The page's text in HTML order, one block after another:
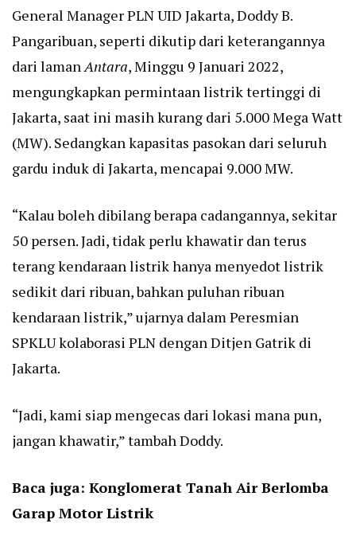
General Manager PLN UID Jakarta, Doddy B.
Pangaribuan, seperti dikutip dari keterangannya
dari lamanAntara, Minggu 9 Januari 2022,
mengungkapkan permintaan listrik tertinggi di
Jakarta, saat ini masih kurang dari 5.000 Mega Watt
(MW). Sedangkan kapasitas pasokan dari seluruh
gardu induk di Jakarta, mencapai 9.000 MW.
“Kalau boleh dibilang berapa cadangannya, sekitar
50 persen. Jadi, tidak perlu khawatir dan terus
terang kendaraan listrik hanya menyedot listrik
sedikit dari ribuan, bahkan puluhan ribuan
kendaraan listrik,” ujarnya dalam Peresmian
SPKLU kolaborasi PLN dengan Ditjen Gatrik di
Jakarta.
“Jadi, kami siap mengecas dari lokasi mana pun,
jangan khawatir,” tambah Doddy.
Baca juga: Konglomerat Tanah Air Berlomba
Garap Motor Listrik